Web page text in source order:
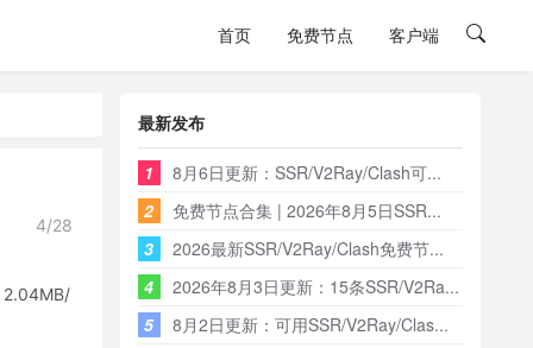
首页 免费节点 客户端
4/28
2.04MB/
最新发布
1
8月6日更新：SSR/V2Ray/Clash可...
2
免费节点合集 | 2026年8月5日SSR...
3
2026最新SSR/V2Ray/Clash免费节...
4
2026年8月3日更新：15条SSR/V2Ra...
5
8月2日更新：可用SSR/V2Ray/Clas...